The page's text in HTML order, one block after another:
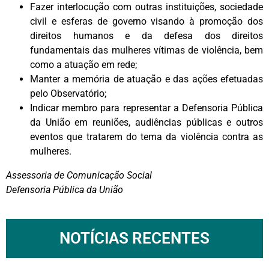
Fazer interlocução com outras instituições, sociedade
civil e esferas de governo visando à promoção dos
direitos humanos e da defesa dos direitos
fundamentais das mulheres vítimas de violência, bem
como a atuação em rede;
Manter a memória de atuação e das ações efetuadas
pelo Observatório;
Indicar membro para representar a Defensoria Pública
da União em reuniões, audiências públicas e outros
eventos que tratarem do tema da violência contra as
mulheres.
Assessoria de Comunicação Social
Defensoria Pública da União
NOTÍCIAS RECENTES